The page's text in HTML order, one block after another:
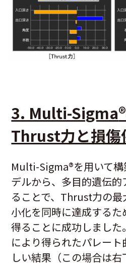
3. Multi-Sigma®
Thrust力と損傷
Multi-Sigma®を用いて
デルから、多目的遺伝
ることで、Thrust力の
小化を同時に達成する
得ることに成功しまし
により得られたパレー
しい結果（この場合は